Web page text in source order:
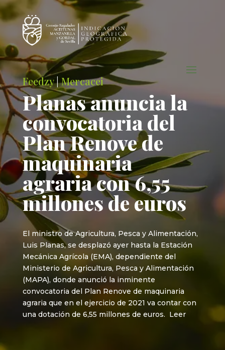
Feedzy|Mercacei
Planas anuncia la
convocatoria del
Plan Renove de
maquinaria
agraria con 6,55
millones de euros
El ministro de Agricultura, Pesca y Alimentación,
Luis Planas, se desplazó ayer hasta la Estación
Mecánica Agrícola (EMA), dependiente del
Ministerio de Agricultura, Pesca y Alimentación
(MAPA), donde anunció la inminente
convocatoria del Plan Renove de maquinaria
agraria que en el ejercicio de 2021 va contar con
una dotación de 6,55 millones de euros. Leer